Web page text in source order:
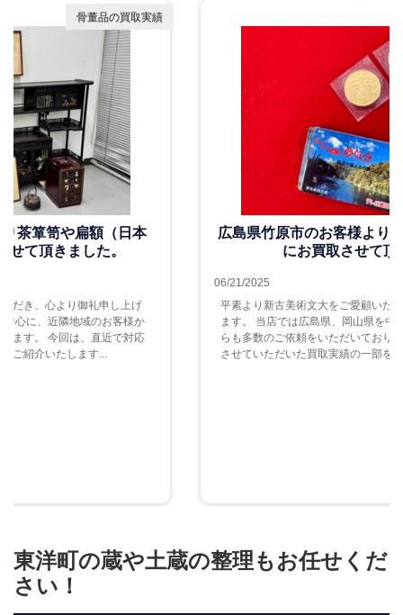
広島県竹原市のお客様より記念金貨、古銭を中心
にお買取させて頂きました。
平素より新古美術文大をご愛顧いただき、心より御礼申し上げ
ます。 当店では広島県、岡山県を中心に、近隣地域のお客様か
らも多数のご依頼をいただいております。 今回は、直近で対応
させていただいた買取実績の一部をご紹介いたします...
東洋町の蔵や土蔵の整理もお任せくだ
さい！